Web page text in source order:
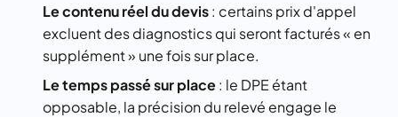
Le contenu réel du devis: certains prix d'appel
excluent des diagnostics qui seront facturés « en
supplément » une fois sur place.
Le temps passé sur place: le DPE étant
opposable, la précision du relevé engage le